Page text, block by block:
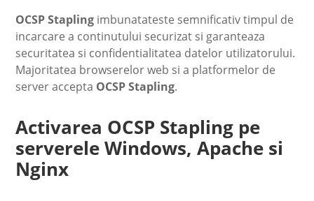
OCSP Stapling imbunatateste semnificativ timpul de
incarcare a continutului securizat si garanteaza
securitatea si confidentialitatea datelor utilizatorului.
Majoritatea browserelor web si a platformelor de
server accepta OCSP Stapling.
Activarea OCSP Stapling pe
serverele Windows, Apache si
Nginx